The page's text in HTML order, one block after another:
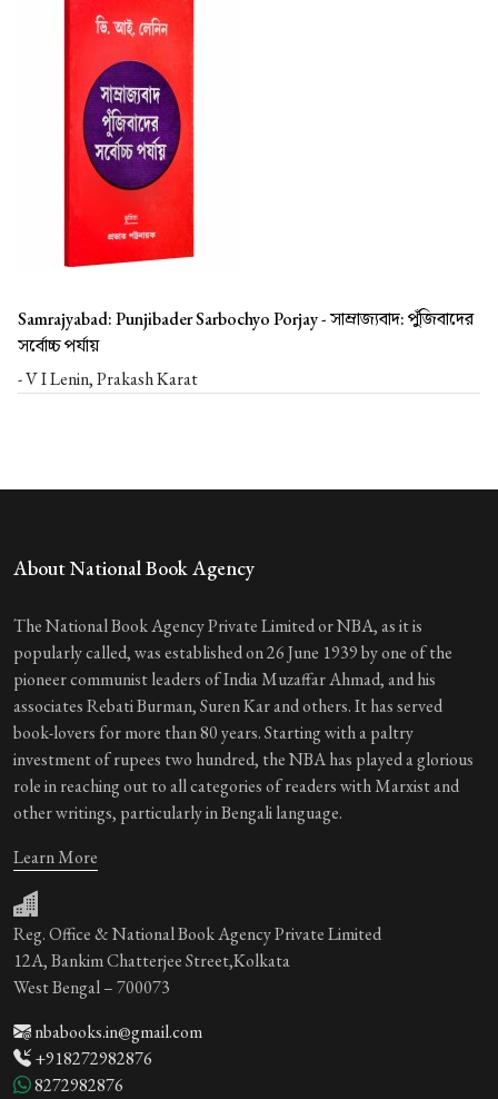
Samrajyabad: Punjibader Sarbochyo Porjay -সাম্রাজ্যবাদ: পুঁজিবাদের
সর্বোচ্চ পর্যায়
- V I Lenin, Prakash Karat
About National Book Agency
The National Book Agency Private Limited or NBA, as it is
popularly called, was established on 26 June 1939 by one of the
pioneer communist leaders of India Muzaffar Ahmad, and his
associates Rebati Burman, Suren Kar and others. It has served
book-lovers for more than 80 years. Starting with a paltry
investment of rupees two hundred, the NBA has played a glorious
role in reaching out to all categories of readers with Marxist and
other writings, particularly in Bengali language.
Learn More
Reg. Office & National Book Agency Private Limited
12A, Bankim Chatterjee Street,Kolkata
West Bengal – 700073
nbabooks.in@gmail.com
+918272982876
8272982876